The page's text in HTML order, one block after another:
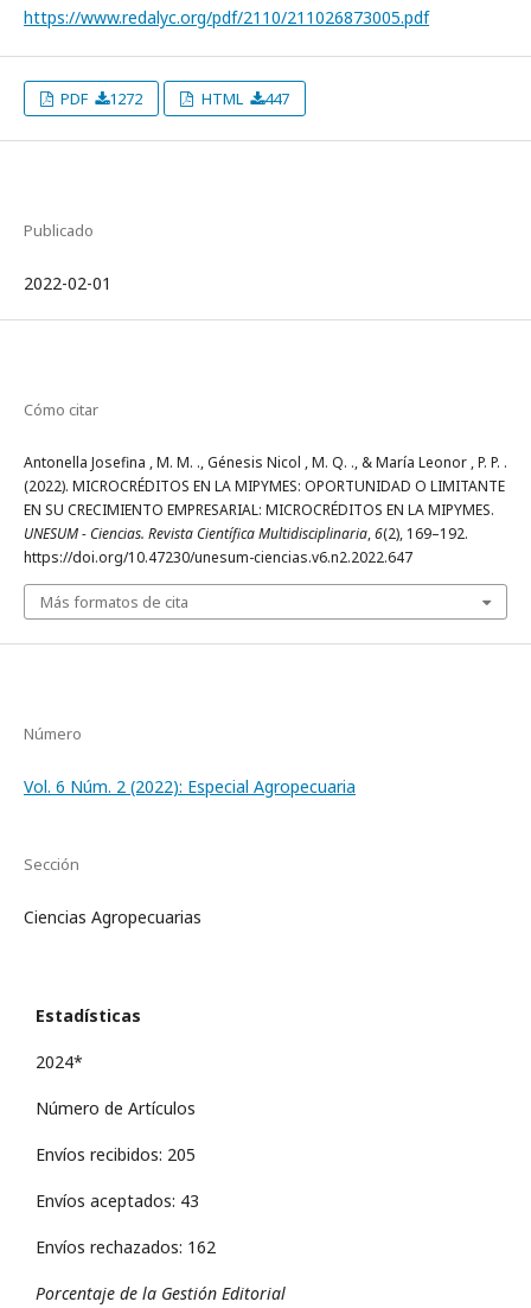
https://www.redalyc.org/pdf/2110/211026873005.pdf
PDF 1272 HTML 447
Publicado
2022-02-01
Cómo citar
Antonella Josefina , M. M. ., Génesis Nicol , M. Q. ., & María Leonor , P. P. .
(2022). MICROCRÉDITOS EN LA MIPYMES: OPORTUNIDAD O LIMITANTE
EN SU CRECIMIENTO EMPRESARIAL: MICROCRÉDITOS EN LA MIPYMES.
UNESUM - Ciencias. Revista Científica Multidisciplinaria,6(2), 169–192.
https://doi.org/10.47230/unesum-ciencias.v6.n2.2022.647
Más formatos de cita
Número
Vol. 6 Núm. 2 (2022): Especial Agropecuaria
Sección
Ciencias Agropecuarias
Estadísticas
2024*
Número de Artículos
Envíos recibidos: 205
Envíos aceptados: 43
Envíos rechazados: 162
Porcentaje de la Gestión Editorial